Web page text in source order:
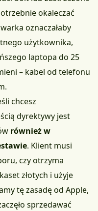
okaleczać
oznaczałaby
użytkownika,
laptopa do 25
– kabel od telefonu
chcesz
dyrektywy jest
również w
. Klient musi
czy otrzyma
złotych i użyje
tę zasadę od Apple,
sprzedawać